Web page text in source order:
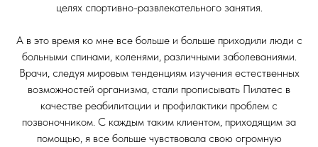
целях спортивно-развлекательного занятия.
А в это время ко мне все больше и больше приходили люди с
больными спинами, коленями, различными заболеваниями.
Врачи, следуя мировым тенденциям изучения естественных
возможностей организма, стали прописывать Пилатес в
качестве реабилитации и профилактики проблем с
позвоночником. С каждым таким клиентом, приходящим за
помощью, я все больше чувствовала свою огромную